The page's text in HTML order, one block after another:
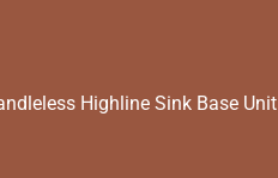
Highline Sink Base Unit